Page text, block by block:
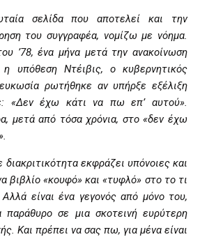
σελίδα που αποτελεί και την
του συγγραφέα, νομίζω με νόημα.
’78, ένα μήνα μετά την ανακοίνωση
η υπόθεση Ντέιβις, ο κυβερνητικός
ρωτήθηκε αν υπήρξε εξέλιξη
«Δεν έχω κάτι να πω επ’ αυτού».
μετά από τόσα χρόνια, στο «δεν έχω
εκφράζει υπόνοιες και
βιβλίο «κουφό» και «τυφλό» στο το τι
είναι ένα γεγονός από μόνο του,
παράθυρο σε μια σκοτεινή ευρύτερη
Και πρέπει να σας πω, για μένα είναι